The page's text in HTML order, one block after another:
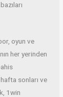
oyun ve
her yerinden
sonları ve
1win